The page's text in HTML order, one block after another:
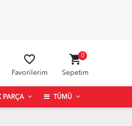
favorite_border
Favorilerim
shopping_cart
Sepetim
0
PARÇA TÜMÜ